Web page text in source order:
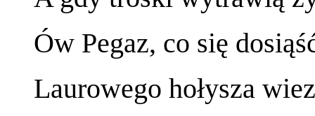
Ów Pegaz, co się
Laurowego hołysza